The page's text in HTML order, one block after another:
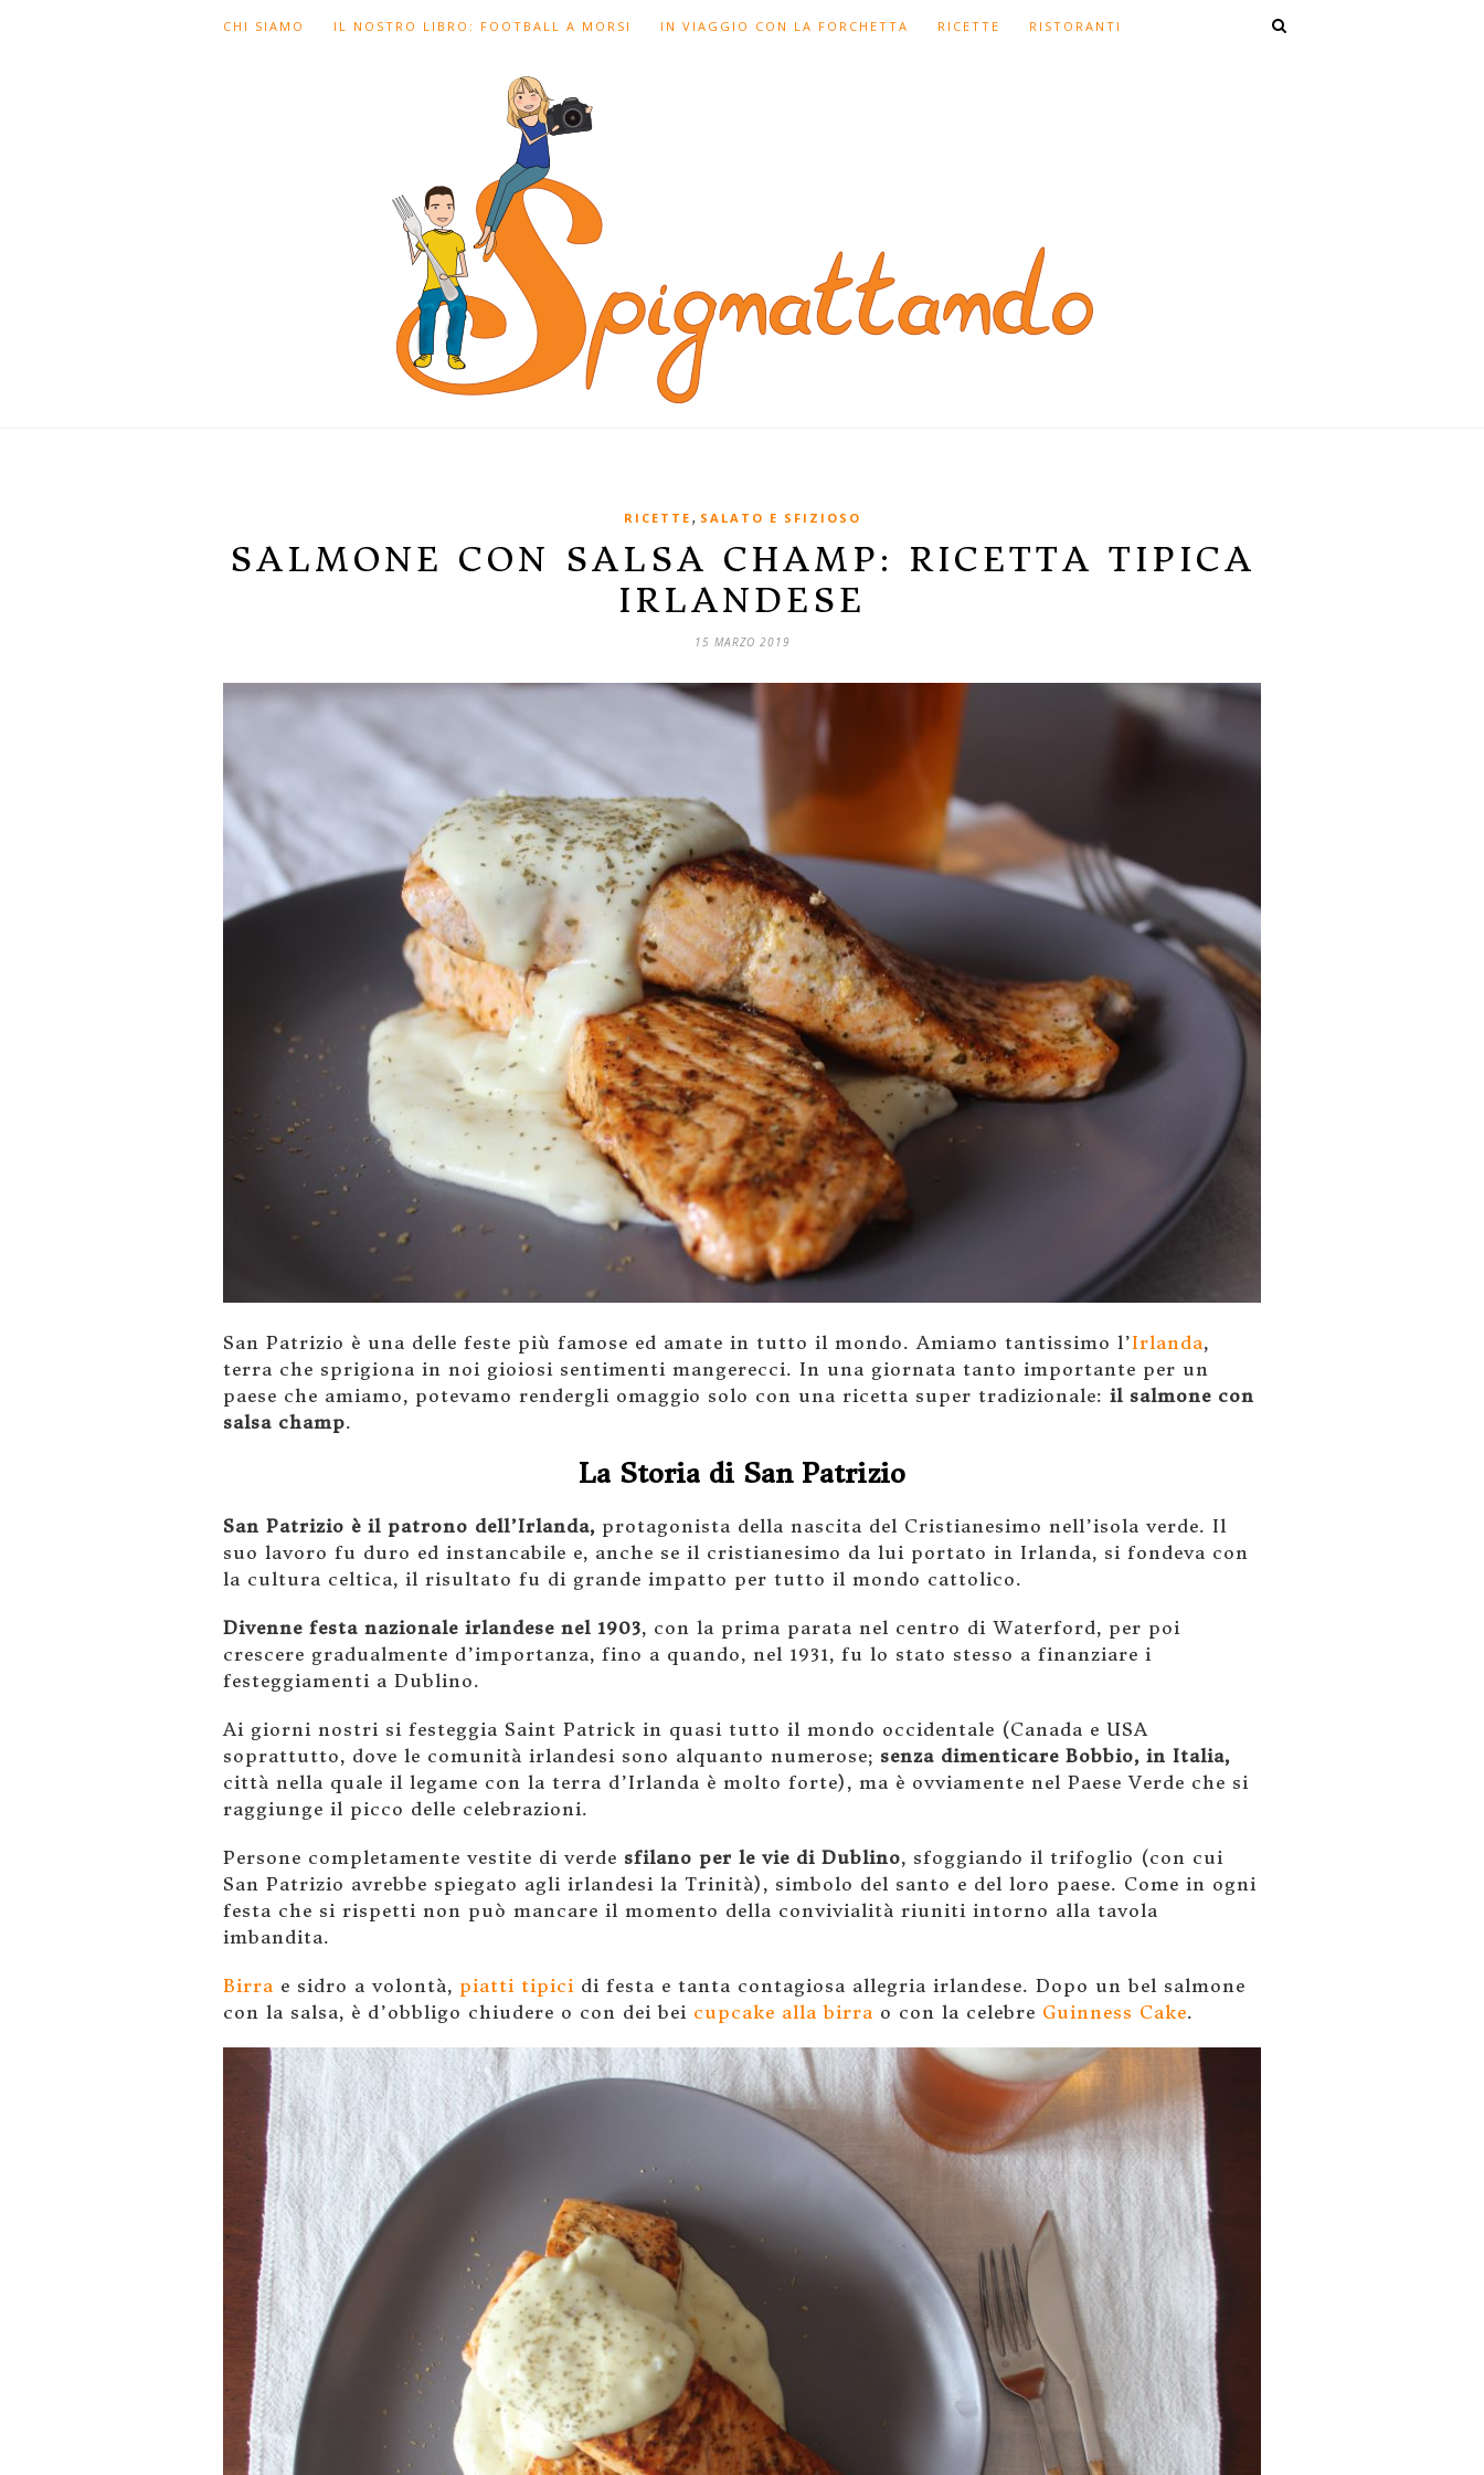
CHI SIAMO IL NOSTRO LIBRO: FOOTBALL A MORSI IN VIAGGIO CON LA FORCHETTA RICETTE RISTORANTI
RICETTE , SALATO E SFIZIOSO
SALMONE CON SALSA CHAMP: RICETTA TIPICA
IRLANDESE
15 MARZO 2019
San Patrizio è una delle feste più famose ed amate in tutto il mondo. Amiamo tantissimo l’Irlanda,
terra che sprigiona in noi gioiosi sentimenti mangerecci. In una giornata tanto importante per un
paese che amiamo, potevamo rendergli omaggio solo con una ricetta super tradizionale: il salmone con
salsa champ.
La Storia di San Patrizio
San Patrizio è il patrono dell’Irlanda, protagonista della nascita del Cristianesimo nell’isola verde. Il
suo lavoro fu duro ed instancabile e, anche se il cristianesimo da lui portato in Irlanda, si fondeva con
la cultura celtica, il risultato fu di grande impatto per tutto il mondo cattolico.
Divenne festa nazionale irlandese nel 1903, con la prima parata nel centro di Waterford, per poi
crescere gradualmente d’importanza, fino a quando, nel 1931, fu lo stato stesso a finanziare i
festeggiamenti a Dublino.
Ai giorni nostri si festeggia Saint Patrick in quasi tutto il mondo occidentale (Canada e USA
soprattutto, dove le comunità irlandesi sono alquanto numerose; senza dimenticare Bobbio, in Italia,
città nella quale il legame con la terra d’Irlanda è molto forte), ma è ovviamente nel Paese Verde che si
raggiunge il picco delle celebrazioni.
Persone completamente vestite di verde sfilano per le vie di Dublino, sfoggiando il trifoglio (con cui
San Patrizio avrebbe spiegato agli irlandesi la Trinità), simbolo del santo e del loro paese. Come in ogni
festa che si rispetti non può mancare il momento della convivialità riuniti intorno alla tavola
imbandita.
Birra e sidro a volontà, piatti tipici di festa e tanta contagiosa allegria irlandese. Dopo un bel salmone
con la salsa, è d’obbligo chiudere o con dei bei cupcake alla birra o con la celebre Guinness Cake.